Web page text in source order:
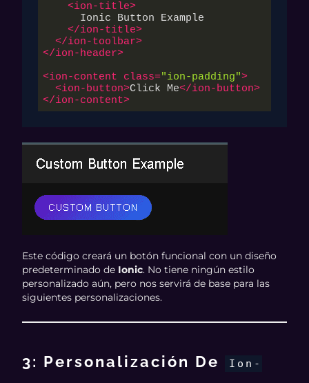
<ion-title>
</ion-title>
</ion-toolbar>
</ion-header>
<ion-content class="ion-padding">
<ion-button>Click Me</ion-button>
</ion-content>
Este código creará un botón funcional con un diseño
predeterminado de Ionic. No tiene ningún estilo
personalizado aún, pero nos servirá de base para las
siguientes personalizaciones.
3: Personalización De Ion-